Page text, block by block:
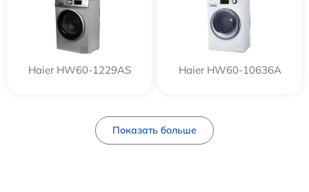
Haier HW60-1229AS Haier HW60-10636A
Показать больше